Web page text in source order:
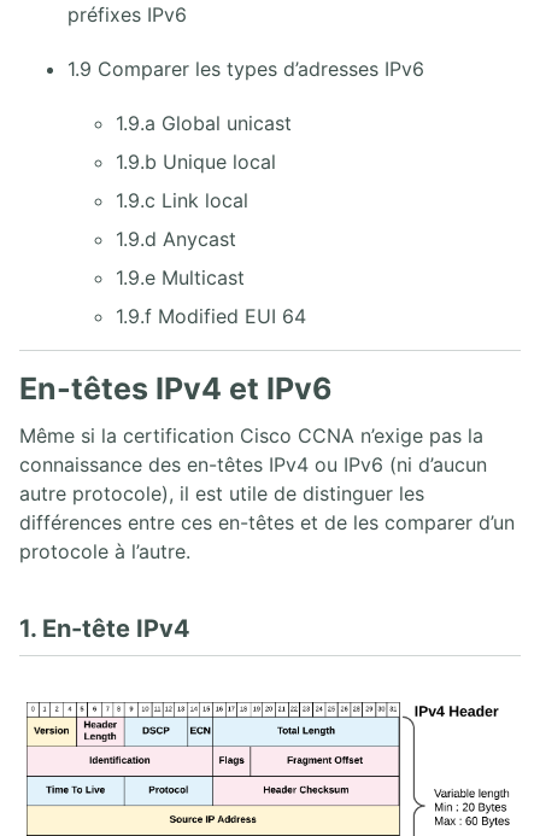
3.1. Couche Internet
3.3. Introduction aux adresses IP
3.5. Protocoles ICMP et ARP
3.7. Lab vérifications et analyses TCP/IP
4. ADRESSAGE IPV6
4.1. Introduction aux adresses IPv6
4.2. Prise d'information IPv6
4.5. Configuration des interfaces IPv6 sous Cisco IOS
5. ROUTAGE ET ROUTEURS
5.1. Introduction aux routeurs Cisco
5.2. Table de routage Cisco IOS
5.5. Lab configuration d'un routeur Cisco
5.6. Lab routage statique simple
6. SERVICES D'INFRASTRUCTURE
6.1. Traduction d'adresses IPv4
6.2. Attribution d'adresses IPv4
6.3. Gestion des adresses IPv6
préfixes IPv6
1.9 Comparer les types d’adresses IPv6
1.9.a Global unicast
1.9.b Unique local
1.9.c Link local
1.9.d Anycast
1.9.e Multicast
1.9.f Modified EUI 64
En-têtes IPv4 et IPv6
Même si la certification Cisco CCNA n’exige pas la
connaissance des en-têtes IPv4 ou IPv6 (ni d’aucun
autre protocole), il est utile de distinguer les
différences entre ces en-têtes et de les comparer d’un
protocole à l’autre.
1. En-tête IPv4